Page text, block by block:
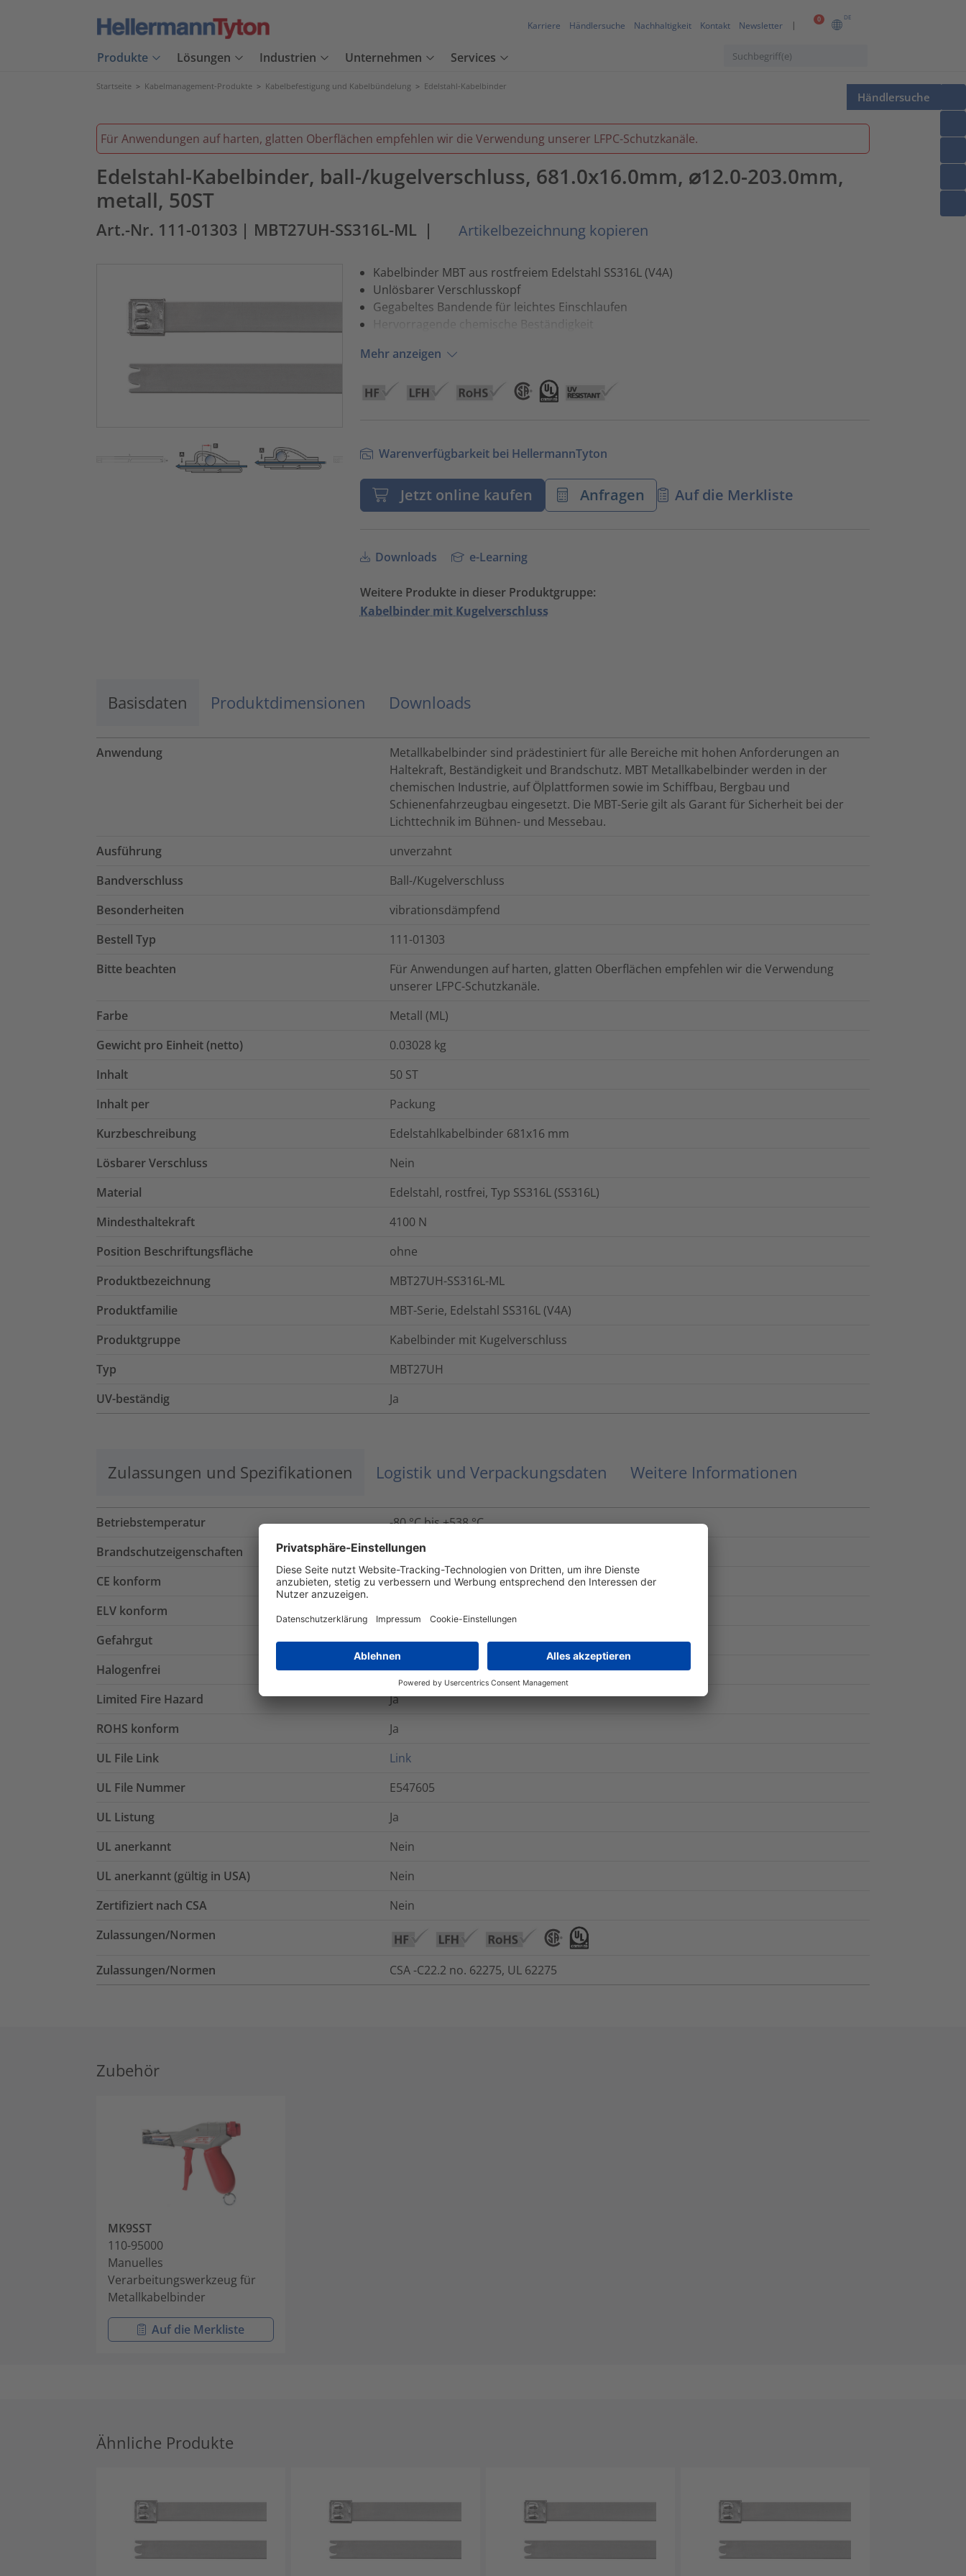
0 DE
Karriere Händlersuche Nachhaltigkeit Kontakt Newsletter
Produkte Lösungen Industrien Unternehmen Services
Händlersuche
Startseite > Kabelmanagement-Produkte > Kabelbefestigung und Kabelbündelung > Edelstahl-Kabelbinder
Für Anwendungen auf harten, glatten Oberflächen empfehlen wir die Verwendung unserer LFPC-Schutzkanäle.
Edelstahl-Kabelbinder, ball-/kugelverschluss, 681.0x16.0mm, ⌀12.0-203.0mm,
metall, 50ST
Art.-Nr. 111-01303 | MBT27UH-SS316L-ML | Artikelbezeichnung kopieren
Kabelbinder MBT aus rostfreiem Edelstahl SS316L (V4A)
Unlösbarer Verschlusskopf
Gegabeltes Bandende für leichtes Einschlaufen
Hervorragende chemische Beständigkeit
Mehr anzeigen
Warenverfügbarkeit bei HellermannTyton
Jetzt online kaufen Anfragen Auf die Merkliste
Downloads e-Learning
Weitere Produkte in dieser Produktgruppe:
Kabelbinder mit Kugelverschluss
Basisdaten Produktdimensionen Downloads
Anwendung
Metallkabelbinder sind prädestiniert für alle Bereiche mit hohen Anforderungen an
Haltekraft, Beständigkeit und Brandschutz. MBT Metallkabelbinder werden in der
chemischen Industrie, auf Ölplattformen sowie im Schiffbau, Bergbau und
Schienenfahrzeugbau eingesetzt. Die MBT-Serie gilt als Garant für Sicherheit bei der
Lichttechnik im Bühnen- und Messebau.
Ausführung
unverzahnt
Bandverschluss
Ball-/Kugelverschluss
Besonderheiten
vibrationsdämpfend
Bestell Typ
111-01303
Bitte beachten
Für Anwendungen auf harten, glatten Oberflächen empfehlen wir die Verwendung
unserer LFPC-Schutzkanäle.
Farbe
Metall (ML)
Gewicht pro Einheit (netto)
0.03028 kg
Inhalt
50 ST
Inhalt per
Packung
Kurzbeschreibung
Edelstahlkabelbinder 681x16 mm
Lösbarer Verschluss
Nein
Material
Edelstahl, rostfrei, Typ SS316L (SS316L)
Mindesthaltekraft
4100 N
Position Beschriftungsfläche
ohne
Produktbezeichnung
MBT27UH-SS316L-ML
Produktfamilie
MBT-Serie, Edelstahl SS316L (V4A)
Produktgruppe
Kabelbinder mit Kugelverschluss
Typ
MBT27UH
UV-beständig
Ja
Zulassungen und Spezifikationen Logistik und Verpackungsdaten Weitere Informationen
Betriebstemperatur
-80 °C bis +538 °C
Brandschutzeigenschaften
nicht brennbar
CE konform
Nein
ELV konform
Gefahrgut
Nein
Halogenfrei
Ja
Limited Fire Hazard
Ja
ROHS konform
Ja
UL File Link
Link
UL File Nummer
E547605
UL Listung
Ja
UL anerkannt
Nein
UL anerkannt (gültig in USA)
Nein
Zertifiziert nach CSA
Nein
Zulassungen/Normen
Zulassungen/Normen CSA -C22.2 no. 62275, UL 62275
Zubehör
MK9SST
110-95000
Manuelles
Verarbeitungswerkzeug für
Metallkabelbinder
Auf die Merkliste
Ähnliche Produkte